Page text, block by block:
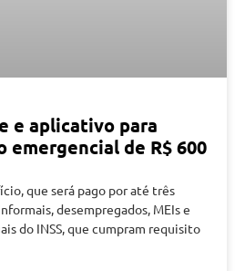
e aplicativo para
de R$ 600
que será pago por até três
desempregados, MEIs e
do INSS, que cumpram requisito